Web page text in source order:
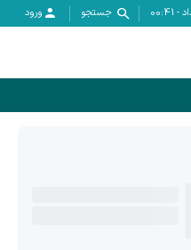
-
00:41 جستجو ورود